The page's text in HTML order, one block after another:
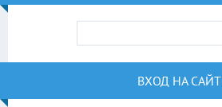
ВХОД НА САЙТ